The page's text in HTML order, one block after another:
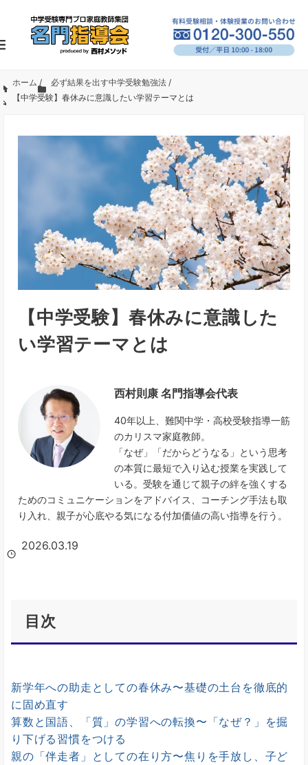
ホーム / 必ず結果を出す中学受験勉強法 /
【中学受験】春休みに意識したい学習テーマとは
【中学受験】春休みに意識した
い学習テーマとは
西村則康 名門指導会代表
40年以上、難関中学・高校受験指導一筋
のカリスマ家庭教師。
「なぜ」「だからどうなる」という思考
の本質に最短で入り込む授業を実践して
いる。受験を通じて親子の絆を強くする
ためのコミュニケーションをアドバイス、コーチング手法も取
り入れ、親子が心底やる気になる付加価値の高い指導を行う。
2026.03.19
目次
新学年への助走としての春休み〜基礎の土台を徹底的
に固め直す
算数と国語、「質」の学習への転換〜「なぜ？」を掘
り下げる習慣をつける
親の「伴走者」としての在り方〜焦りを手放し、子ど